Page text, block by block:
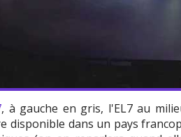
, à gauche en gris, l'EL7 au
disponible dans un pays